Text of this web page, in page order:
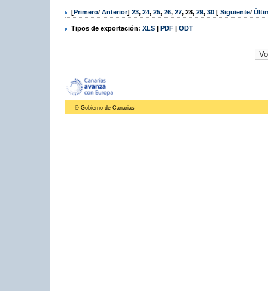
[Primero/ Anterior] 23, 24, 25, 26, 27, 28, 29, 30 [ Siguiente/
Tipos de exportación: XLS | PDF | ODT
© Gobierno de Canarias